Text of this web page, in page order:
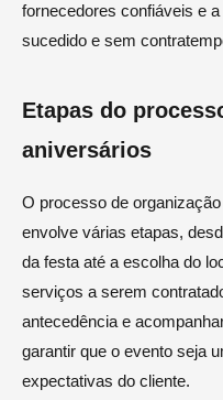
fornecedores confiáveis e
sucedido e sem
Etapas do
aniversários
O processo de
envolve várias etapas,
da festa até a escolha do
serviços a serem
antecedência e
garantir que o evento seja
expectativas do cliente.